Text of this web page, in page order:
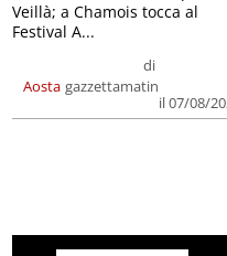
Aosta
di
gazzettamatin
il 07/08/
Veillà; a Chamois tocca al
Festival A...